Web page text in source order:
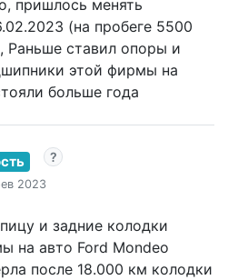
пришлось менять
(на пробеге 5500
Раньше ставил опоры и
этой фирмы на
больше года
2023
и задние колодки
на авто Ford Mondeo
после 18.000 км колодки